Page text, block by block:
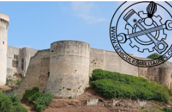
.com
de Véhicules Militaires de toutes nationalités et de
sont à votre disposition pour vous venir en aide,